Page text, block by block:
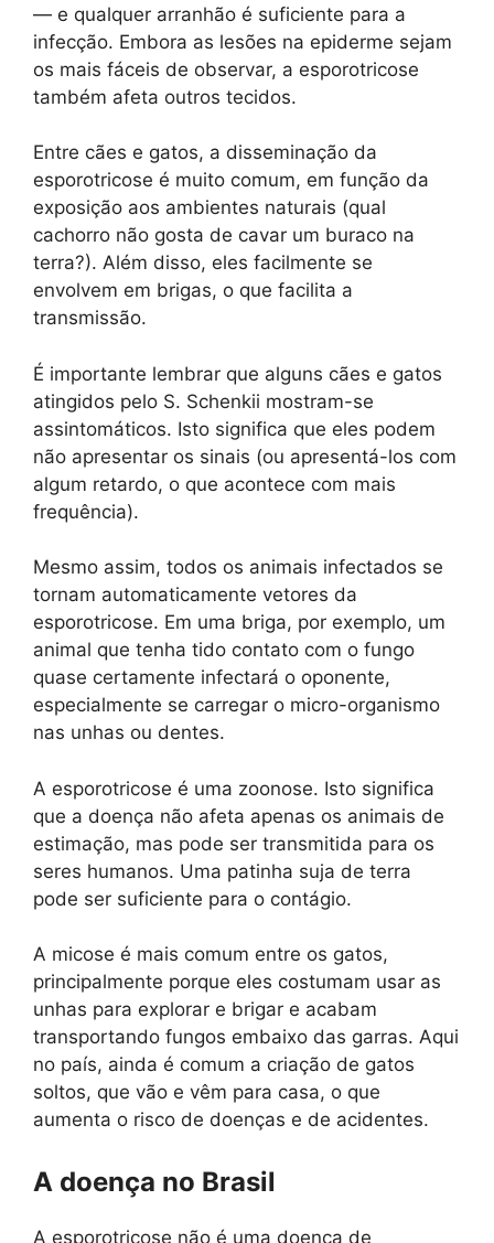
— e qualquer arranhão é suficiente para a
infecção. Embora as lesões na epiderme sejam
os mais fáceis de observar, a esporotricose
também afeta outros tecidos.
Entre cães e gatos, a disseminação da
esporotricose é muito comum, em função da
exposição aos ambientes naturais (qual
cachorro não gosta de cavar um buraco na
terra?). Além disso, eles facilmente se
envolvem em brigas, o que facilita a
transmissão.
É importante lembrar que alguns cães e gatos
atingidos pelo S. Schenkii mostram-se
assintomáticos. Isto significa que eles podem
não apresentar os sinais (ou apresentá-los com
algum retardo, o que acontece com mais
frequência).
Mesmo assim, todos os animais infectados se
tornam automaticamente vetores da
esporotricose. Em uma briga, por exemplo, um
animal que tenha tido contato com o fungo
quase certamente infectará o oponente,
especialmente se carregar o micro-organismo
nas unhas ou dentes.
A esporotricose é uma zoonose. Isto significa
que a doença não afeta apenas os animais de
estimação, mas pode ser transmitida para os
seres humanos. Uma patinha suja de terra
pode ser suficiente para o contágio.
A micose é mais comum entre os gatos,
principalmente porque eles costumam usar as
unhas para explorar e brigar e acabam
transportando fungos embaixo das garras. Aqui
no país, ainda é comum a criação de gatos
soltos, que vão e vêm para casa, o que
aumenta o risco de doenças e de acidentes.
A doença no Brasil
A esporotricose não é uma doença de